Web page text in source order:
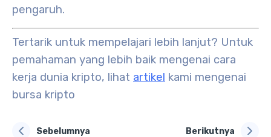
pengaruh.
Tertarik untuk mempelajari lebih lanjut? Untuk
pemahaman yang lebih baik mengenai cara
kerja dunia kripto, lihat artikel kami mengenai
bursa kripto
Sebelumnya Berikutnya